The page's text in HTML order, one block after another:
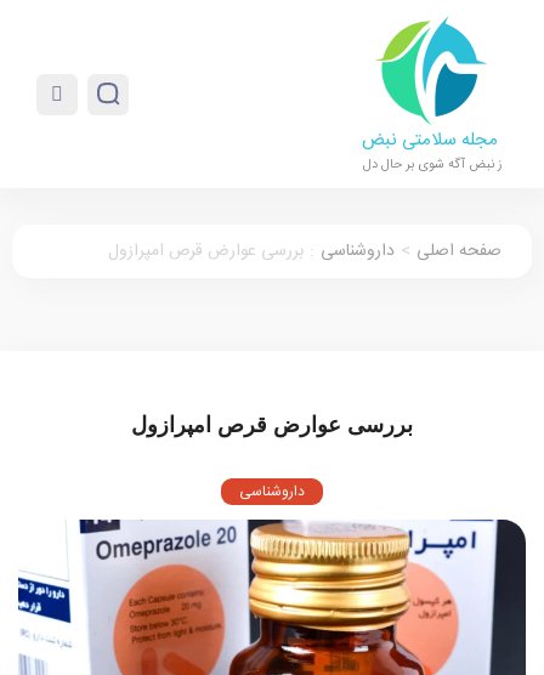
مجله سلامتی نبض
ز نبض آگه شوی بر حال دل
صفحه اصلی > داروشناسی : بررسی عوارض قرص امپرازول
بررسی عوارض قرص امپرازول
داروشناسی